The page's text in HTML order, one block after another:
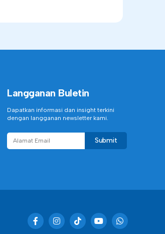
Langganan Buletin
Dapatkan informasi dan insight terkini
dengan langganan newsletter kami.
Submit